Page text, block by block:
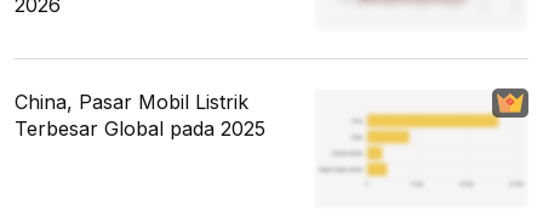
China, Pasar Mobil Listrik
Terbesar Global pada 2025